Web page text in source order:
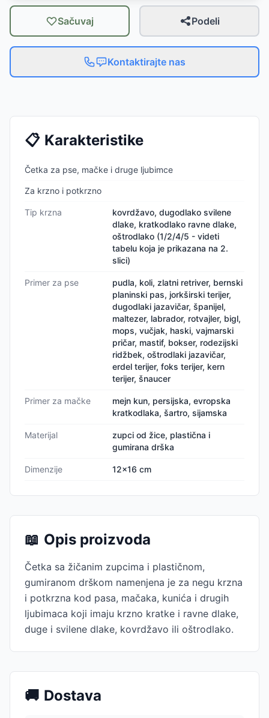
Sačuvaj Podeli
Kontaktirajte nas
📋 Karakteristike
Četka za pse, mačke i druge ljubimce
Za krzno i potkrzno
Tip krzna
kovrdžavo, dugodlako svilene
dlake, kratkodlako ravne dlake,
oštrodlako (1/2/4/5 - videti
tabelu koja je prikazana na 2.
slici)
Primer za pse
pudla, koli, zlatni retriver, bernski
planinski pas, jorkširski terijer,
dugodlaki jazavičar, španijel,
maltezer, labrador, rotvajler, bigl,
mops, vučjak, haski, vajmarski
pričar, mastif, bokser, rodezijski
ridžbek, oštrodlaki jazavičar,
erdel terijer, foks terijer, kern
terijer, šnaucer
Primer za mačke
mejn kun, persijska, evropska
kratkodlaka, šartro, sijamska
Materijal
zupci od žice, plastična i
gumirana drška
Dimenzije 12x16 cm
📖 Opis proizvoda
Četka sa žičanim zupcima i plastičnom,
gumiranom drškom namenjena je za negu krzna
i potkrzna kod pasa, mačaka, kunića i drugih
ljubimaca koji imaju krzno kratke i ravne dlake,
duge i svilene dlake, kovrdžavo ili oštrodlako.
🚚 Dostava